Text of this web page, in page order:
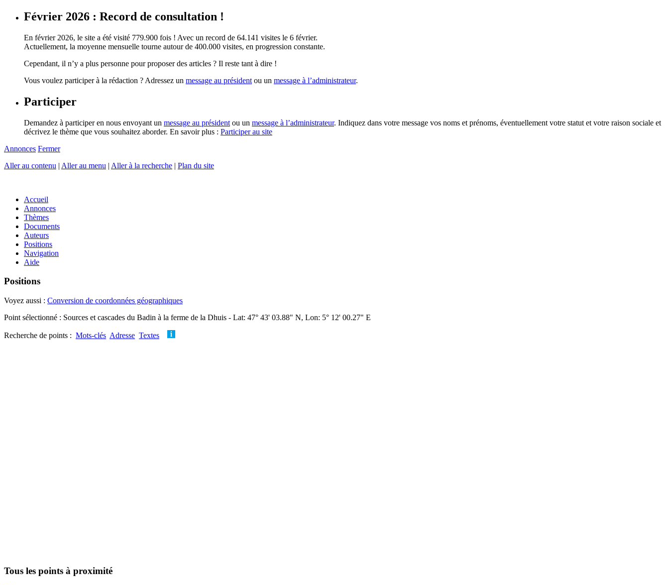
Février 2026 : Record de consultation !
En février 2026, le site a été visité 779.900 fois ! Avec un record de 64.141 visites le 6 février.
Actuellement, la moyenne mensuelle tourne autour de 400.000 visites, en progression constante.
Cependant, il n’y a plus personne pour proposer des articles ? Il reste tant à dire !
Vous voulez participer à la rédaction ? Adressez un message au président ou un message à l’administrateur.
Participer
Demandez à participer en nous envoyant un message au président ou un message à l’administrateur. Indiquez dans votre message vos noms et prénoms, éventuellement votre statut et votre raison sociale et
décrivez le thème que vous souhaitez aborder. En savoir plus : Participer au site
Annonces Fermer
Aller au contenu | Aller au menu | Aller à la recherche | Plan du site
Accueil
Annonces
Thèmes
Documents
Auteurs
Positions
Navigation
Aide
Positions
Voyez aussi : Conversion de coordonnées géographiques
Point sélectionné : Sources et cascades du Badin à la ferme de la Dhuis - Lat: 47° 43' 03.88" N, Lon: 5° 12' 00.27" E
Recherche de points : Mots-clés Adresse Textes
Tous les points à proximité